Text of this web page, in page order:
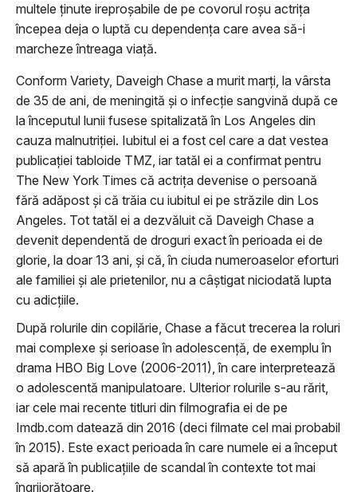
multele ţinute ireproşabile de pe covorul roşu actriţa
începea deja o luptă cu dependenţa care avea să-i
marcheze întreaga viaţă.
Conform Variety, Daveigh Chase a murit marţi, la vârsta
de 35 de ani, de meningită şi o infecţie sangvină după ce
la începutul lunii fusese spitalizată în Los Angeles din
cauza malnutriţiei. Iubitul ei a fost cel care a dat vestea
publicaţiei tabloide TMZ, iar tatăl ei a confirmat pentru
The New York Times că actriţa devenise o persoană
fără adăpost şi că trăia cu iubitul ei pe străzile din Los
Angeles. Tot tatăl ei a dezvăluit că Daveigh Chase a
devenit dependentă de droguri exact în perioada ei de
glorie, la doar 13 ani, şi că, în ciuda numeroaselor eforturi
ale familiei şi ale prietenilor, nu a câştigat niciodată lupta
cu adicţiile.
După rolurile din copilărie, Chase a făcut trecerea la roluri
mai complexe şi serioase în adolescenţă, de exemplu în
drama HBO Big Love (2006-2011), în care interpretează
o adolescentă manipulatoare. Ulterior rolurile s-au rărit,
iar cele mai recente titluri din filmografia ei de pe
Imdb.com datează din 2016 (deci filmate cel mai probabil
în 2015). Este exact perioada în care numele ei a început
să apară în publicaţiile de scandal în contexte tot mai
îngrijorătoare.